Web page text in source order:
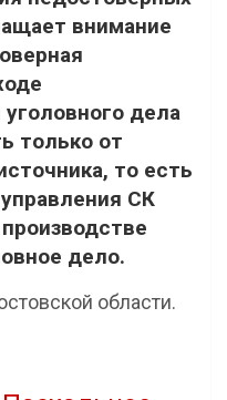
внимание
дела
только от
то есть
СК
дело.
области.